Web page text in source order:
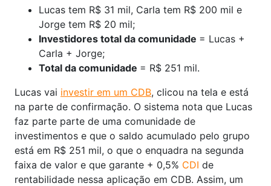
Lucas tem R$ 31 mil, Carla tem R$ 200 mil e
Jorge tem R$ 20 mil;
Investidores total da comunidade = Lucas +
Carla + Jorge;
Total da comunidade = R$ 251 mil.
Lucas vai investir em um CDB, clicou na tela e está
na parte de confirmação. O sistema nota que Lucas
faz parte parte de uma comunidade de
investimentos e que o saldo acumulado pelo grupo
está em R$ 251 mil, o que o enquadra na segunda
faixa de valor e que garante + 0,5% CDI de
rentabilidade nessa aplicação em CDB. Assim, um